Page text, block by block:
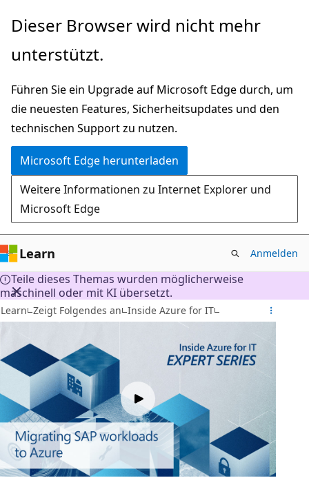
Zu
wechseln
Dieser Browser wird nicht mehr
unterstützt.
Führen Sie ein Upgrade auf Microsoft Edge durch, um
die neuesten Features, Sicherheitsupdates und den
technischen Support zu nutzen.
Microsoft Edge herunterladen
Weitere Informationen zu Internet Explorer und
Microsoft Edge
Learn Anmelden
Teile dieses Themas wurden möglicherweise
maschinell oder mit KI übersetzt.
Learn Zeigt Folgendes an Inside Azure for IT